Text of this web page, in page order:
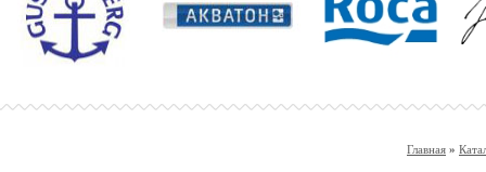
Главная »